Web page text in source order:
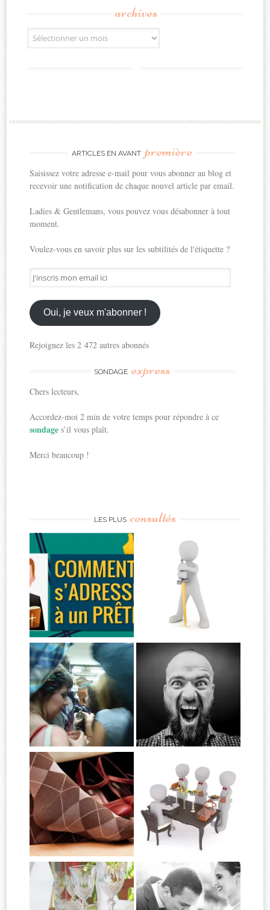
archives
Archives
ARTICLES EN AVANT première
Saisissez votre adresse e-mail pour vous abonner au blog et
recevoir une notification de chaque nouvel article par email.
Ladies & Gentlemans, vous pouvez vous désabonner à tout
moment.
Voulez-vous en savoir plus sur les subtilités de l'étiquette ?
J'inscris
mon
email
ici
Oui, je veux m'abonner !
Rejoignez les 2 472 autres abonnés
SONDAGE express
Chers lecteurs,
Accordez-moi 2 min de votre temps pour répondre à ce
sondages’il vous plaît.
Merci beaucoup !
LES PLUS consultés